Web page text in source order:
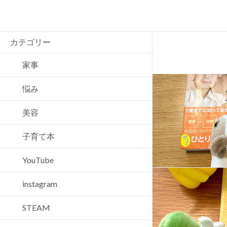
カテゴリー
家事
悩み
美容
子育て本
YouTube
instagram
STEAM